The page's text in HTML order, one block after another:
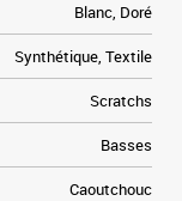
Blanc, Doré
Synthétique, Textile
Scratchs
Basses
Caoutchouc